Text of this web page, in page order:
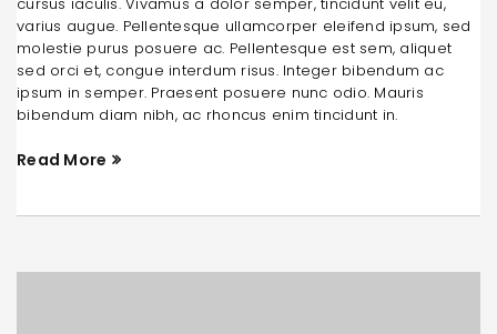
cursus iaculis. Vivamus a dolor semper, tincidunt velit eu,
varius augue. Pellentesque ullamcorper eleifend ipsum, sed
molestie purus posuere ac. Pellentesque est sem, aliquet
sed orci et, congue interdum risus. Integer bibendum ac
ipsum in semper. Praesent posuere nunc odio. Mauris
bibendum diam nibh, ac rhoncus enim tincidunt in.
Read More